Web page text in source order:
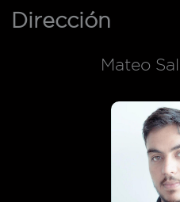
Dirección
Mateo